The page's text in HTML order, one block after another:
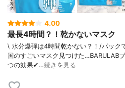
4.00
最長4時間？！乾かないマスク
\ 水分爆弾は4時間乾かない？！/⁡⁡パック
国のすごいマスク見つけた…⁡⁡BARULAB
つの効果✔…続きを見る